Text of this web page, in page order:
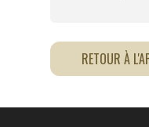
RETOUR À